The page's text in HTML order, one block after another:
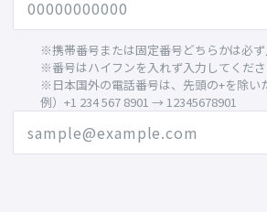
※携帯番号または固定番号どちらかは必ず
※番号はハイフンを入れず入力してくださ
※日本国外の電話番号は、先頭の+を除い
例）+1 234 567 8901 → 12345678901